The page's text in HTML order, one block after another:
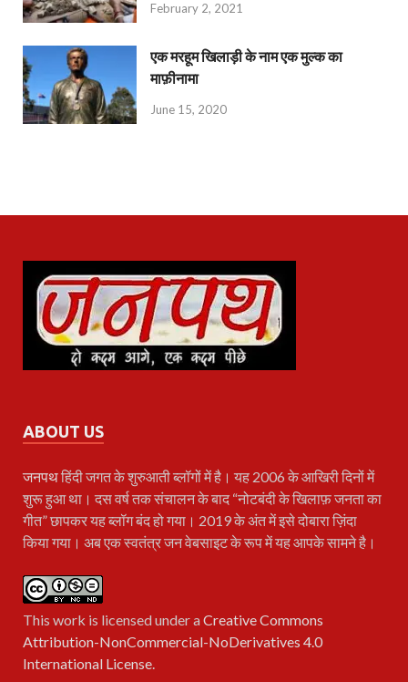
February 2, 2021
एक मरहूम खिलाड़ी के नाम एक मुल्क का
माफ़ीनामा
June 15, 2020
ABOUT US
जनपथहिंदी जगत के शुरुआती ब्लॉगों में है। यह 2006 के आखिरी दिनों में
शुरू हुआ था। दस वर्ष तक संचालन के बाद “नोटबंदी के खिलाफ़ जनता का
गीत” छापकर यह ब्लॉग बंद हो गया। 2019 के अंत में इसे दोबारा ज़िंदा
किया गया। अब एक स्वतंत्र जन वेबसाइट के रूप में यह आपके सामने है।
This work is licensed under aCreative Commons
Attribution-NonCommercial-NoDerivatives 4.0
International License.